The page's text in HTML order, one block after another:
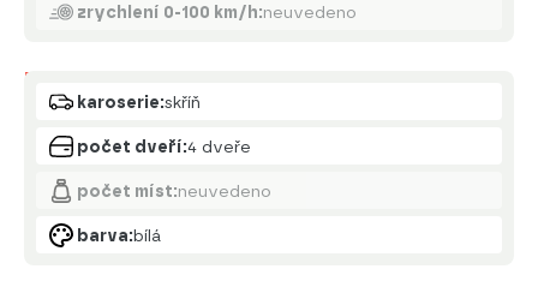
zrychlení 0-100 km/h:neuvedeno
Karoserie
karoserie:skříň
počet dveří:4 dveře
počet míst:neuvedeno
barva:bílá